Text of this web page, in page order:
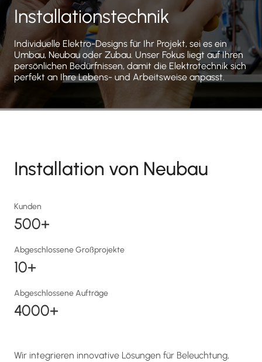
Installationstechnik
Individuelle Elektro-Designs für Ihr Projekt, sei es ein
Umbau, Neubau oder Zubau. Unser Fokus liegt auf Ihren
persönlichen Bedürfnissen, damit die Elektrotechnik sich
perfekt an Ihre Lebens- und Arbeitsweise anpasst.
Installation von Neubau
Kunden
500+
Abgeschlossene Großprojekte
10+
Abgeschlossene Aufträge
4000+
Wir integrieren innovative Lösungen für Beleuchtung,